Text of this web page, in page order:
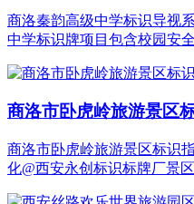
商洛秦韵高级中学标识导视
中学标识牌项目包含校园安
商洛市卧虎岭旅游景区
商洛市卧虎岭旅游景区标识
化@西安永创标识标牌厂景